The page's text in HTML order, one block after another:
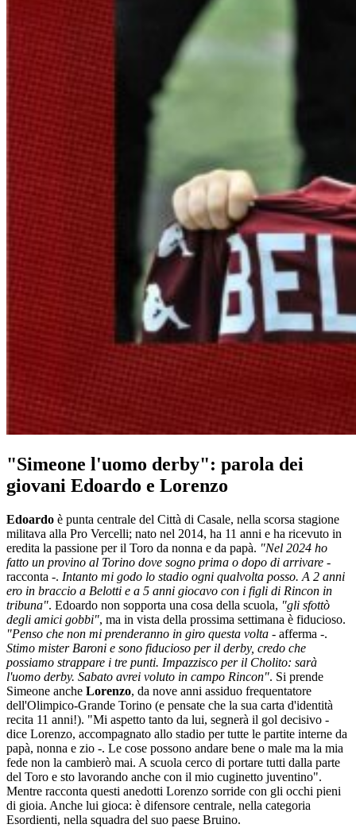
"Simeone l'uomo derby": parola dei
giovani Edoardo e Lorenzo
Edoardo è punta centrale del Città di Casale, nella scorsa stagione
militava alla Pro Vercelli; nato nel 2014, ha 11 anni e ha ricevuto in
eredita la passione per il Toro da nonna e da papà. "Nel 2024 ho
fatto un provino al Torino dove sogno prima o dopo di arrivare -
racconta -. Intanto mi godo lo stadio ogni qualvolta posso. A 2 anni
ero in braccio a Belotti e a 5 anni giocavo con i figli di Rincon in
tribuna". Edoardo non sopporta una cosa della scuola, "gli sfottò
degli amici gobbi", ma in vista della prossima settimana è fiducioso.
"Penso che non mi prenderanno in giro questa volta - afferma -.
Stimo mister Baroni e sono fiducioso per il derby, credo che
possiamo strappare i tre punti. Impazzisco per il Cholito: sarà
l'uomo derby. Sabato avrei voluto in campo Rincon". Si prende
Simeone anche Lorenzo, da nove anni assiduo frequentatore
dell'Olimpico-Grande Torino (e pensate che la sua carta d'identità
recita 11 anni!). "Mi aspetto tanto da lui, segnerà il gol decisivo -
dice Lorenzo, accompagnato allo stadio per tutte le partite interne da
papà, nonna e zio -. Le cose possono andare bene o male ma la mia
fede non la cambierò mai. A scuola cerco di portare tutti dalla parte
del Toro e sto lavorando anche con il mio cuginetto juventino".
Mentre racconta questi anedotti Lorenzo sorride con gli occhi pieni
di gioia. Anche lui gioca: è difensore centrale, nella categoria
Esordienti, nella squadra del suo paese Bruino.